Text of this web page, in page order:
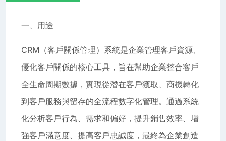
一、用途
CRM（客戶關係管理）系統是企業管理客戶資源、
優化客戶關係的核心工具，旨在幫助企業整合客戶
全生命周期數據，實現從潛在客戶獲取、商機轉化
到客戶服務與留存的全流程數字化管理。通過系統
化分析客戶行為、需求和偏好，提升銷售效率、增
強客戶滿意度、提高客戶忠誠度，最終為企業創造